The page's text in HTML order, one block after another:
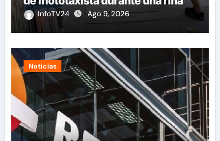
InfoTV24 Ago 9, 2026
Noticias